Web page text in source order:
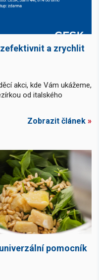
a zrychlit
akci, kde Vám ukážeme,
od italského
Zobrazit článek »
pomocník